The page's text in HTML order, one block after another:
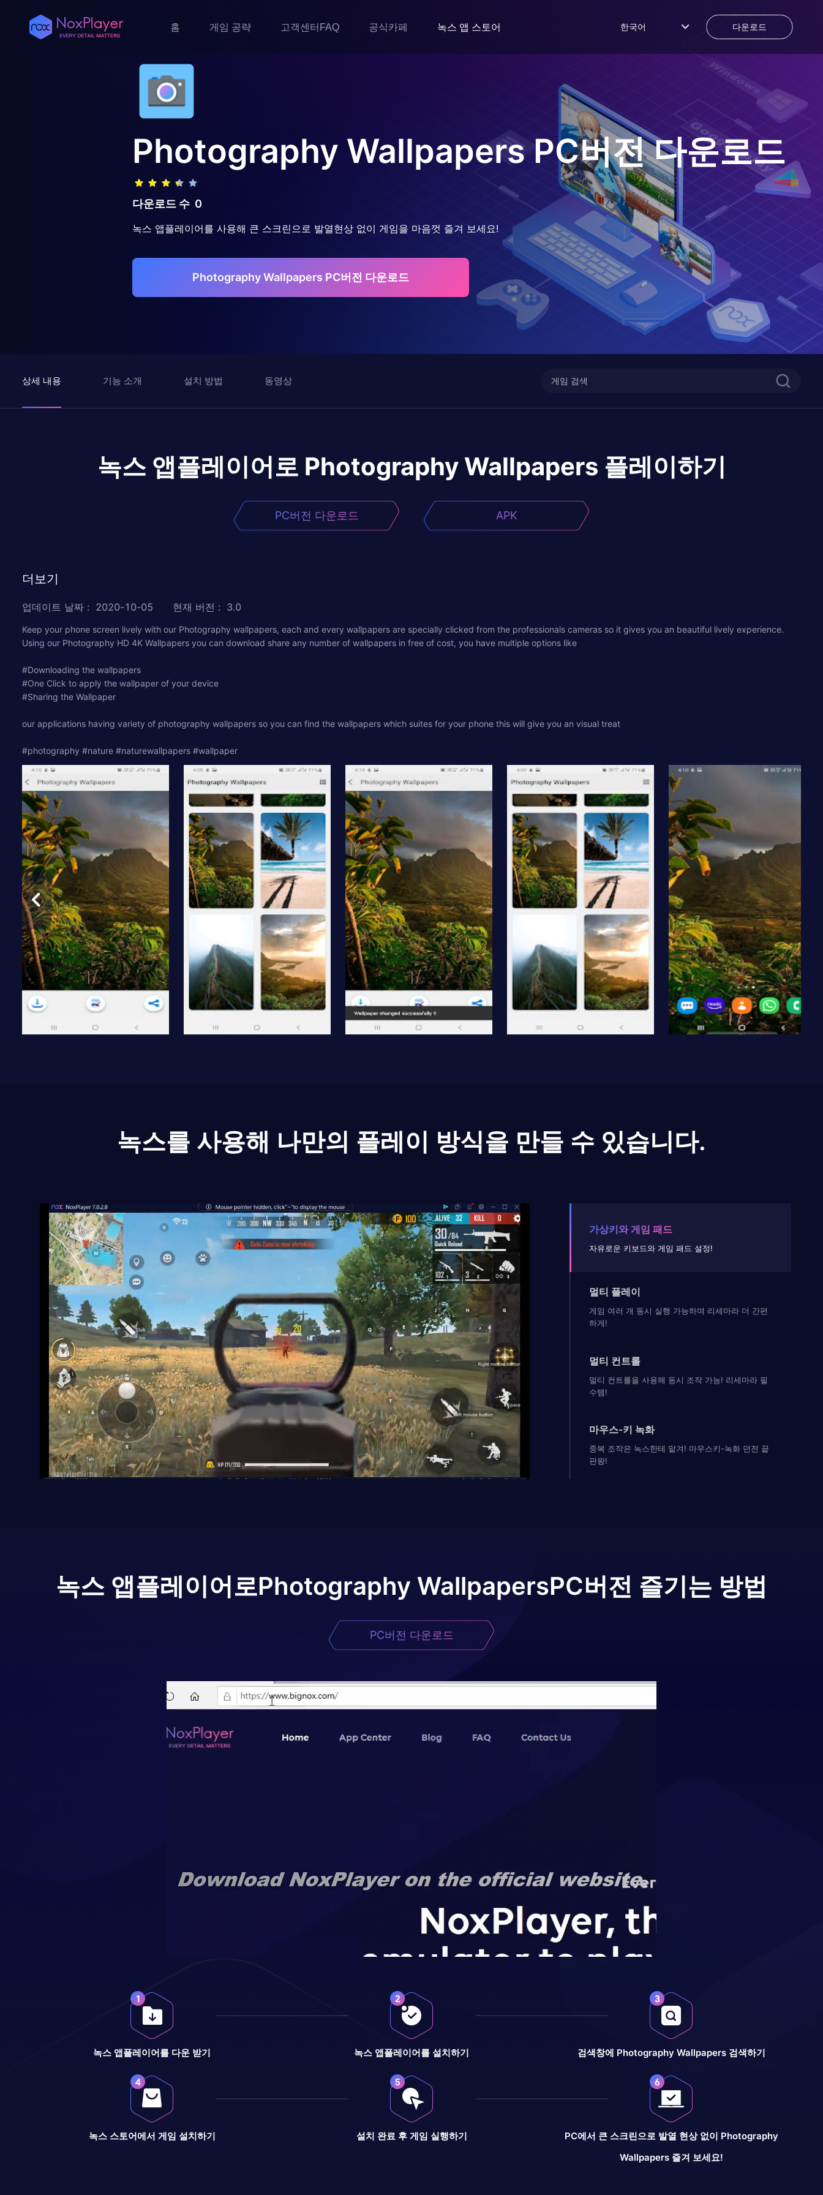
홈 게임 공략 고객센터FAQ 공식카페 녹스 앱 스토어 한국어 다운로드
Photography WallpapersPC버전 다운로드
다운로드 수 0
녹스 앱플레이어를 사용해 큰 스크린으로 발열현상 없이 게임을 마음껏 즐겨 보세요!
Photography Wallpapers PC버전 다운로드
상세 내용 기능 소개 설치 방법 동영상
녹스 앱플레이어로 Photography Wallpapers 플레이하기
PC버전 다운로드 APK
더보기
업데이트 날짜 : 2020-10-05 현재 버전 : 3.0
Keep your phone screen lively with our Photography wallpapers, each and every wallpapers are specially clicked from the professionals cameras so it gives you an beautiful lively experience.
Using our Photography HD 4K Wallpapers you can download share any number of wallpapers in free of cost, you have multiple options like
#Downloading the wallpapers
#One Click to apply the wallpaper of your device
#Sharing the Wallpaper
our applications having variety of photography wallpapers so you can find the wallpapers which suites for your phone this will give you an visual treat
#photography #nature #naturewallpapers #wallpaper
녹스를 사용해 나만의 플레이 방식을 만들 수 있습니다.
가상키와 게임 패드
자유로운 키보드와 게임 패드 설정!
멀티 플레이
게임 여러 개 동시 실행 가능하며 리세마라 더 간편
하게!
멀티 컨트롤
멀티 컨트롤을 사용해 동시 조작 가능! 리세마라 필
수템!
마우스-키 녹화
중복 조작은 녹스한테 맡겨! 마우스키-녹화 던전 끝
판왕!
녹스 앱플레이어로Photography WallpapersPC버전 즐기는 방법
PC버전 다운로드
녹스 앱플레이어를 다운 받기 녹스 앱플레이어를 설치하기 검색창에 Photography Wallpapers 검색하기
녹스 스토어에서 게임 설치하기 설치 완료 후 게임 실행하기
PC에서 큰 스크린으로 발열 현상 없이 Photography
Wallpapers 즐겨 보세요!